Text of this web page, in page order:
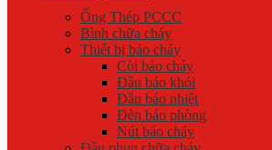
Ống Thép PCCC
Bình chữa cháy
Thiết bị báo cháy
Còi báo cháy
Đầu báo khói
Đầu báo nhiệt
Đèn báo phòng
Nút báo cháy